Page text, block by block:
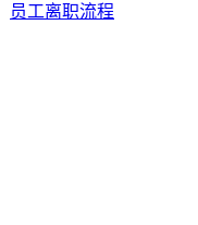
员工离职流程